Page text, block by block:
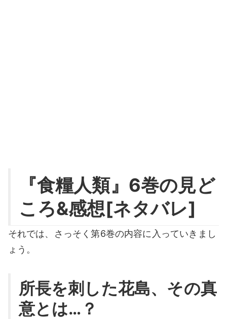
『食糧人類』6巻の見ど
ころ&感想[ネタバレ]
それでは、さっそく第6巻の内容に入っていきまし
ょう。
所長を刺した花島、その真
意とは…？